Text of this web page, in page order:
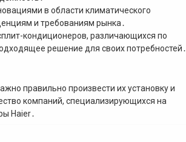
в области климатического
и требованиям рынка․
кондиционеров, различающихся по
решение для своих потребностей․
правильно произвести их установку и
компаний, специализирующихся на
Haier․